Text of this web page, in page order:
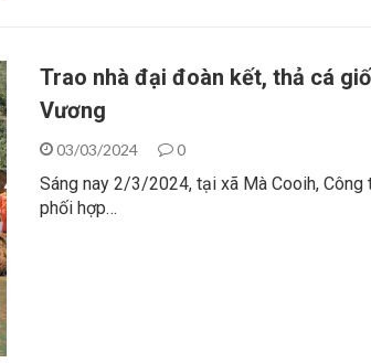
Trao nhà đại đoàn kết, thả cá
Vương
03/03/2024 0
Sáng nay 2/3/2024, tại xã Mà Cooih, Công
phối hợp…